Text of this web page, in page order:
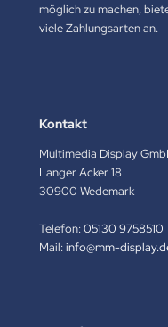
möglich zu machen,
viele Zahlungsarten an.
Kontakt
Multimedia Display
Langer Acker 18
30900 Wedemark
Telefon:05130 9758510
Mail:info@mm-